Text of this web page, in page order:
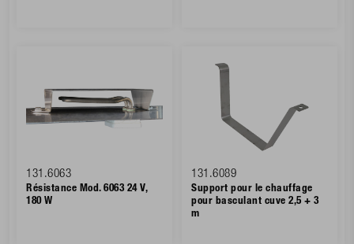
131.6063
Résistance Mod. 6063 24 V,
180 W
131.6089
Support pour le chauffage
pour basculant cuve 2,5 + 3
m